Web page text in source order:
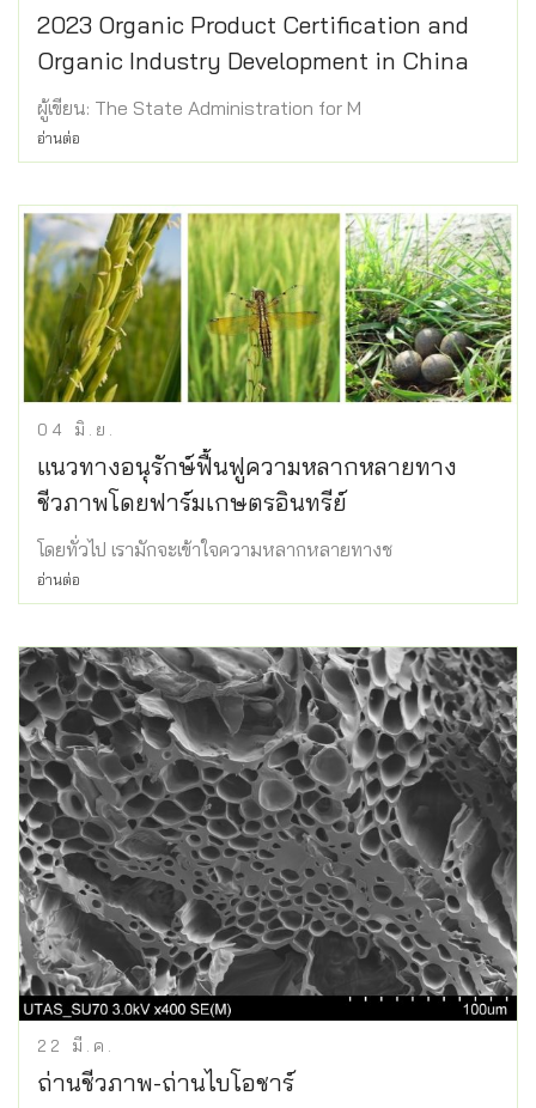
2023 Organic Product Certification and
Organic Industry Development in China
ผู้เขียน: The State Administration for M
อ่านต่อ
04 มิ.ย.
แนวทางอนุรักษ์ฟื้นฟูความหลากหลายทาง
ชีวภาพโดยฟาร์มเกษตรอินทรีย์
โดยทั่วไป เรามักจะเข้าใจความหลากหลายทางช
อ่านต่อ
22 มี.ค.
ถ่านชีวภาพ-ถ่านไบโอชาร์